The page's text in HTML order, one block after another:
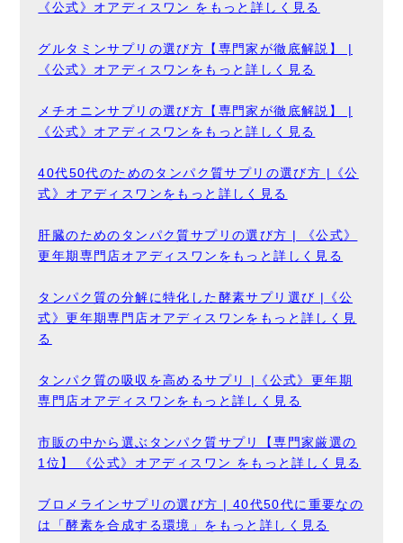
《公式》オアディスワン をもっと詳しく見る
グルタミンサプリの選び方【専門家が徹底解説】 |
《公式》オアディスワンをもっと詳しく見る
メチオニンサプリの選び方【専門家が徹底解説】 |
《公式》オアディスワンをもっと詳しく見る
40代50代のためのタンパク質サプリの選び方 |《公
式》オアディスワンをもっと詳しく見る
肝臓のためのタンパク質サプリの選び方 | 《公式》
更年期専門店オアディスワンをもっと詳しく見る
タンパク質の分解に特化した酵素サプリ選び |《公
式》更年期専門店オアディスワンをもっと詳しく見
る
タンパク質の吸収を高めるサプリ |《公式》更年期
専門店オアディスワンをもっと詳しく見る
市販の中から選ぶタンパク質サプリ【専門家厳選の
1位】 《公式》オアディスワン をもっと詳しく見る
ブロメラインサプリの選び方 | 40代50代に重要なの
は「酵素を合成する環境」をもっと詳しく見る